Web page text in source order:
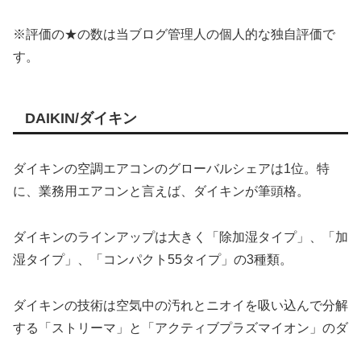
※評価の★の数は当ブログ管理人の個人的な独自評価で
す。
DAIKIN/ダイキン
ダイキンの空調エアコンのグローバルシェアは1位。特
に、業務用エアコンと言えば、ダイキンが筆頭格。
ダイキンのラインアップは大きく「除加湿タイプ」、「加
湿タイプ」、「コンパクト55タイプ」の3種類。
ダイキンの技術は空気中の汚れとニオイを吸い込んで分解
する「ストリーマ」と「アクティブプラズマイオン」のダ